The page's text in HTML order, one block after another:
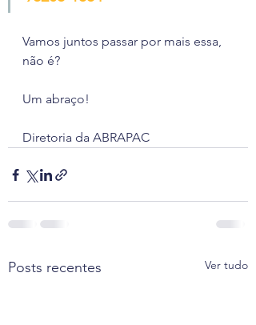
Vamos juntos passar por mais essa,
não é?
Um abraço!
Diretoria da ABRAPAC
Posts recentes Ver tudo